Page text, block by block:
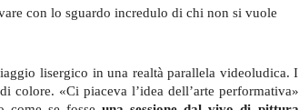
con lo sguardo incredulo di chi non si vuole
lisergico in una realtà parallela videoludica. I
colore. «Ci piaceva l’idea dell’arte performativa»